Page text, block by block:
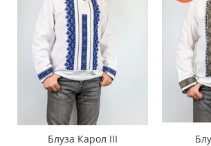
Блуза Карол III